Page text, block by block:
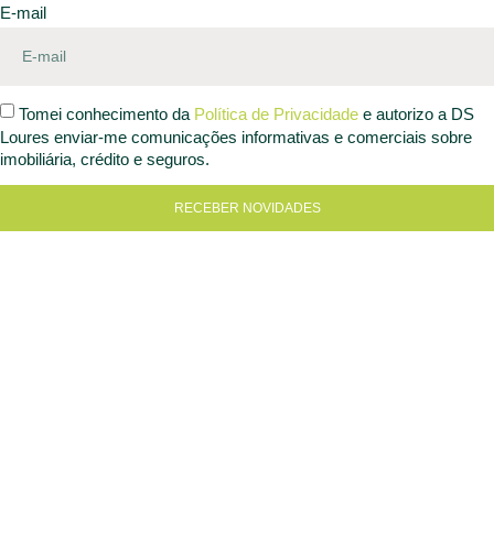
E-mail
Tomei conhecimento da Política de Privacidade e autorizo a DS
Loures enviar-me comunicações informativas e comerciais sobre
imobiliária, crédito e seguros.
RECEBER NOVIDADES